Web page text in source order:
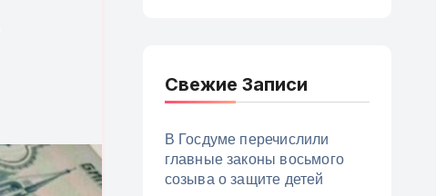
Свежие Записи
В Госдуме перечислили
главные законы восьмого
созыва о защите детей